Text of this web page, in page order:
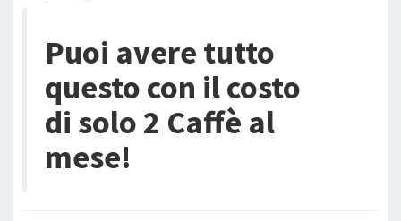
Puoi avere tutto
questo con il costo
di solo 2 Caffè al
mese!